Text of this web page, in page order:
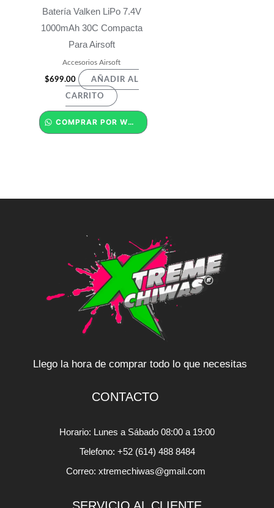
Batería Valken LiPo 7.4V
1000mAh 30C Compacta
Para Airsoft
Accesorios Airsoft
$699.00 AÑADIR AL
CARRITO
COMPRAR POR WHATSAPP
Llego la hora de comprar todo lo que necesitas
CONTACTO
Horario: Lunes a Sábado 08:00 a 19:00
Telefono: +52 (614) 488 8484
Correo: xtremechiwas@gmail.com